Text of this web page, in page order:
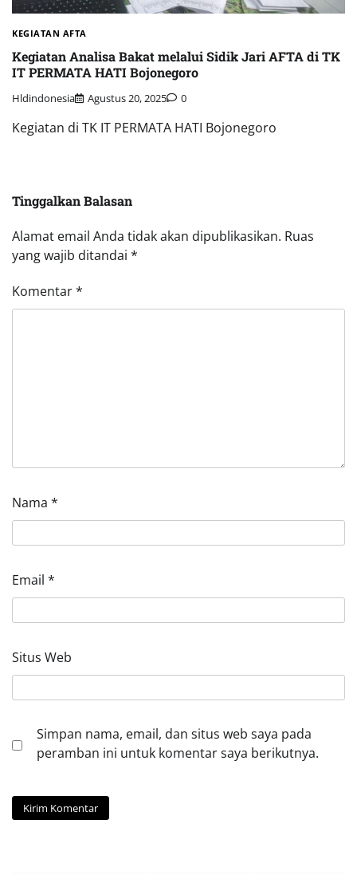
KEGIATAN AFTA
Kegiatan Analisa Bakat melalui Sidik Jari AFTA di TK
IT PERMATA HATI Bojonegoro
Hldindonesia Agustus 20, 2025 0
Kegiatan di TK IT PERMATA HATI Bojonegoro
Tinggalkan Balasan
Alamat email Anda tidak akan dipublikasikan. Ruas
yang wajib ditandai *
Komentar*
Nama *
Email *
Situs Web
Simpan nama, email, dan situs web saya pada
peramban ini untuk komentar saya berikutnya.